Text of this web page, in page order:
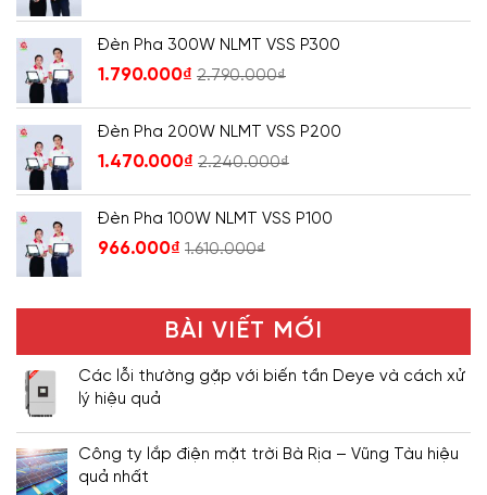
Đèn Pha 300W NLMT VSS P300
1.790.000₫ 2.790.000₫
Đèn Pha 200W NLMT VSS P200
1.470.000₫ 2.240.000₫
Đèn Pha 100W NLMT VSS P100
966.000₫ 1.610.000₫
BÀI VIẾT MỚI
Các lỗi thường gặp với biến tần Deye và cách xử
lý hiệu quả
Công ty lắp điện mặt trời Bà Rịa – Vũng Tàu hiệu
quả nhất